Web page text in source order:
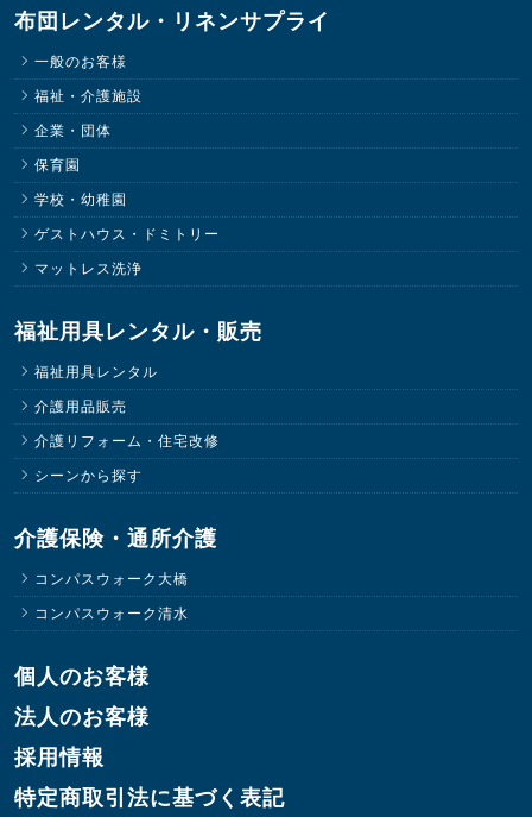
布団レンタル・リネンサプライ
一般のお客様
福祉・介護施設
企業・団体
保育園
学校・幼稚園
ゲストハウス・ドミトリー
マットレス洗浄
福祉用具レンタル・販売
福祉用具レンタル
介護用品販売
介護リフォーム・住宅改修
シーンから探す
介護保険・通所介護
コンパスウォーク大橋
コンパスウォーク清水
個人のお客様
法人のお客様
採用情報
特定商取引法に基づく表記